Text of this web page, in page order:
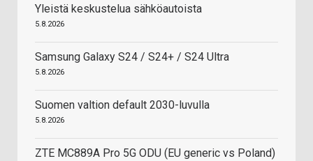
Yleistä keskustelua sähköautoista
5.8.2026
Samsung Galaxy S24 / S24+ / S24 Ultra
5.8.2026
Suomen valtion default 2030-luvulla
5.8.2026
ZTE MC889A Pro 5G ODU (EU generic vs Poland)